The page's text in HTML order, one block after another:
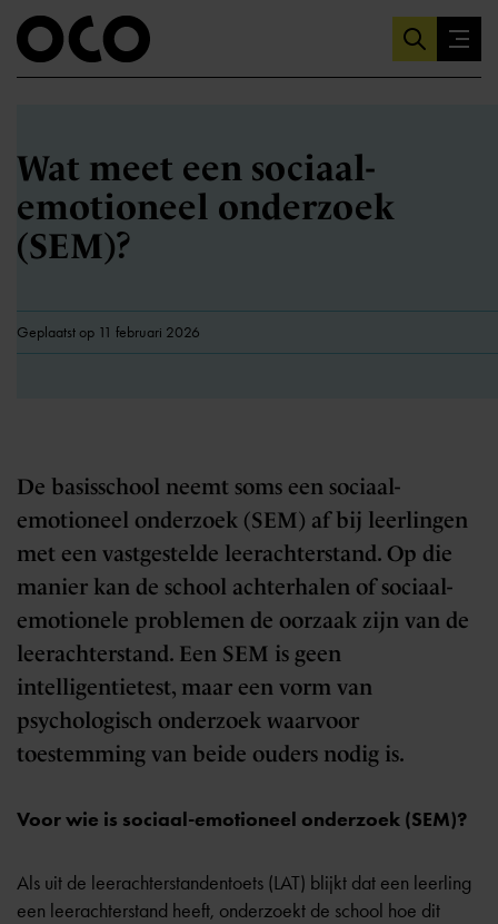
Wat meet een sociaal-
emotioneel onderzoek
(SEM)?
Geplaatst op 11 februari 2026
De basisschool neemt soms een sociaal-
emotioneel onderzoek (SEM) af bij leerlingen
met een vastgestelde leerachterstand. Op die
manier kan de school achterhalen of sociaal-
emotionele problemen de oorzaak zijn van de
leerachterstand. Een SEM is geen
intelligentietest, maar een vorm van
psychologisch onderzoek waarvoor
toestemming van beide ouders nodig is.
Voor wie is sociaal-emotioneel onderzoek (SEM)?
Als uit de leerachterstandentoets (LAT) blijkt dat een leerling
een leerachterstand heeft, onderzoekt de school hoe dit